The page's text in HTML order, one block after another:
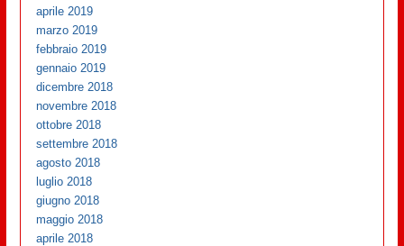
aprile 2019
marzo 2019
febbraio 2019
gennaio 2019
dicembre 2018
novembre 2018
ottobre 2018
settembre 2018
agosto 2018
luglio 2018
giugno 2018
maggio 2018
aprile 2018